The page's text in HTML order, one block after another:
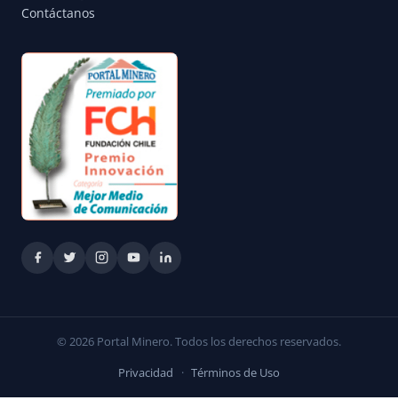
Contáctanos
© 2026 Portal Minero. Todos los derechos reservados.
Privacidad · Términos de Uso